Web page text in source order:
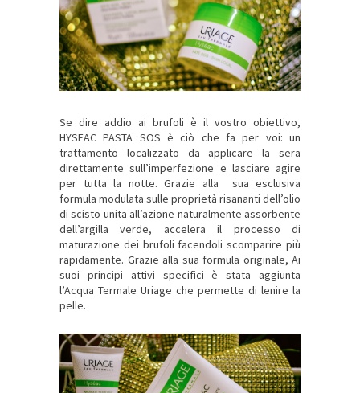
Se dire addio ai brufoli è il vostro obiettivo,
HYSEAC PASTA SOS è ciò che fa per voi: un
trattamento localizzato da applicare la sera
direttamente sull’imperfezione e lasciare agire
per tutta la notte. Grazie alla sua esclusiva
formula modulata sulle proprietà risananti dell’olio
di scisto unita all’azione naturalmente assorbente
dell’argilla verde, accelera il processo di
maturazione dei brufoli facendoli scomparire più
rapidamente. Grazie alla sua formula originale, Ai
suoi principi attivi specifici è stata aggiunta
l’Acqua Termale Uriage che permette di lenire la
pelle.